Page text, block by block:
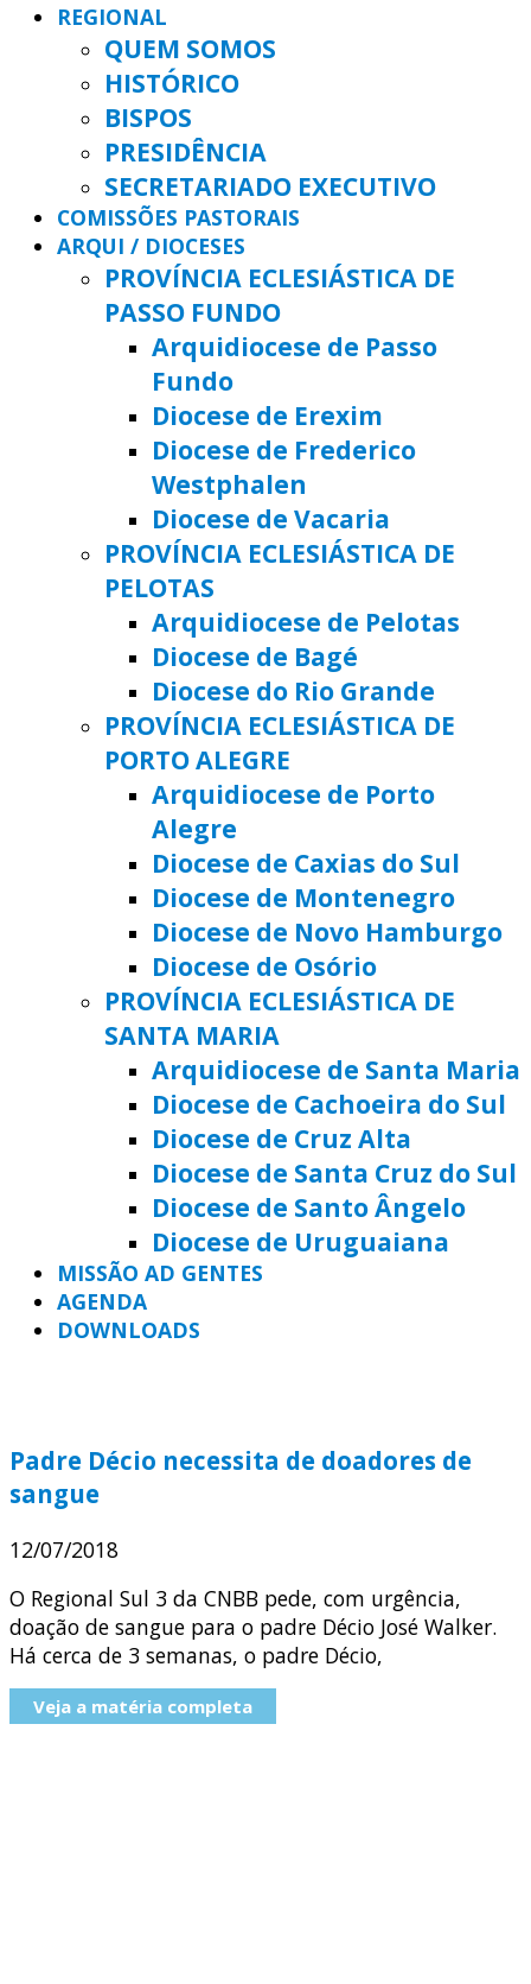
REGIONAL
QUEM SOMOS
HISTÓRICO
BISPOS
PRESIDÊNCIA
SECRETARIADO EXECUTIVO
COMISSÕES PASTORAIS
ARQUI / DIOCESES
PROVÍNCIA ECLESIÁSTICA DE
PASSO FUNDO
Arquidiocese de Passo
Fundo
Diocese de Erexim
Diocese de Frederico
Westphalen
Diocese de Vacaria
PROVÍNCIA ECLESIÁSTICA DE
PELOTAS
Arquidiocese de Pelotas
Diocese de Bagé
Diocese do Rio Grande
PROVÍNCIA ECLESIÁSTICA DE
PORTO ALEGRE
Arquidiocese de Porto
Alegre
Diocese de Caxias do Sul
Diocese de Montenegro
Diocese de Novo Hamburgo
Diocese de Osório
PROVÍNCIA ECLESIÁSTICA DE
SANTA MARIA
Arquidiocese de Santa Maria
Diocese de Cachoeira do Sul
Diocese de Cruz Alta
Diocese de Santa Cruz do Sul
Diocese de Santo Ângelo
Diocese de Uruguaiana
MISSÃO AD GENTES
AGENDA
DOWNLOADS
Padre Décio necessita de doadores de
sangue
12/07/2018
O Regional Sul 3 da CNBB pede, com urgência,
doação de sangue para o padre Décio José Walker.
Há cerca de 3 semanas, o padre Décio,
Veja a matéria completa